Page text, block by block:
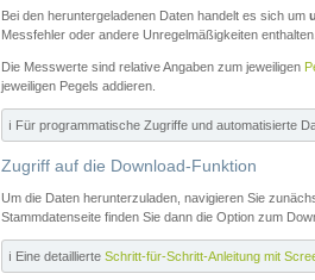
Bei den heruntergeladenen Daten handelt es sich um
Messfehler oder andere Unregelmäßigkeiten enthalten.
Die Messwerte sind relative Angaben zum jeweiligen
jeweiligen Pegels addieren.
ℹ️ Für programmatische Zugriffe und automatisierte
Zugriff auf die Download-Funktion
Um die Daten herunterzuladen, navigieren Sie
Stammdatenseite finden Sie dann die Option zum
ℹ️ Eine detaillierte Schritt-für-Schritt-Anleitung mit